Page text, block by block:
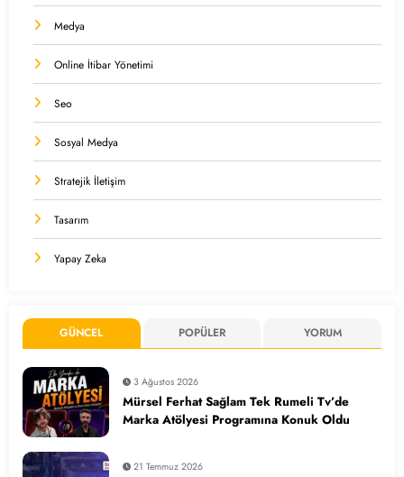
Medya
Online İtibar Yönetimi
Seo
Sosyal Medya
Stratejik İletişim
Tasarım
Yapay Zeka
GÜNCEL POPÜLER YORUM
3 Ağustos 2026
Mürsel Ferhat Sağlam Tek Rumeli Tv’de
Marka Atölyesi Programına Konuk Oldu
21 Temmuz 2026